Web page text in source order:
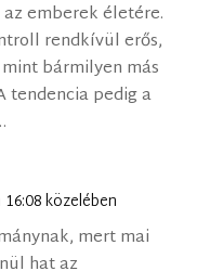
emberek életére.
rendkívül erős,
bármilyen más
tendencia pedig a
közelében
mert mai